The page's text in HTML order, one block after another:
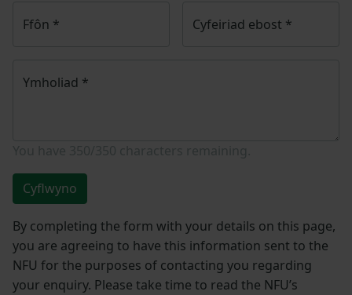
Ffôn * Cyfeiriad ebost *
Ymholiad *
Cyflwyno
By completing the form with your details on this page,
you are agreeing to have this information sent to the
NFU for the purposes of contacting you regarding
your enquiry. Please take time to read the NFU’s